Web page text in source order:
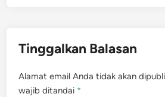
Tinggalkan Balasan
Alamat email Anda tidak akan
wajib ditandai *